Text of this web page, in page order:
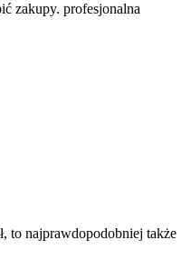
zakupy. profesjonalna
to najprawdopodobniej także